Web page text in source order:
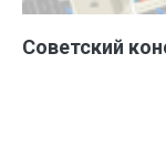
Советский